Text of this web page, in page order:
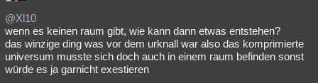
@Xl10
wenn es keinen raum gibt, wie kann dann etwas entstehen?
das winzige ding was vor dem urknall war also das komprimierte
universum musste sich doch auch in einem raum befinden sonst
würde es ja garnicht exestieren